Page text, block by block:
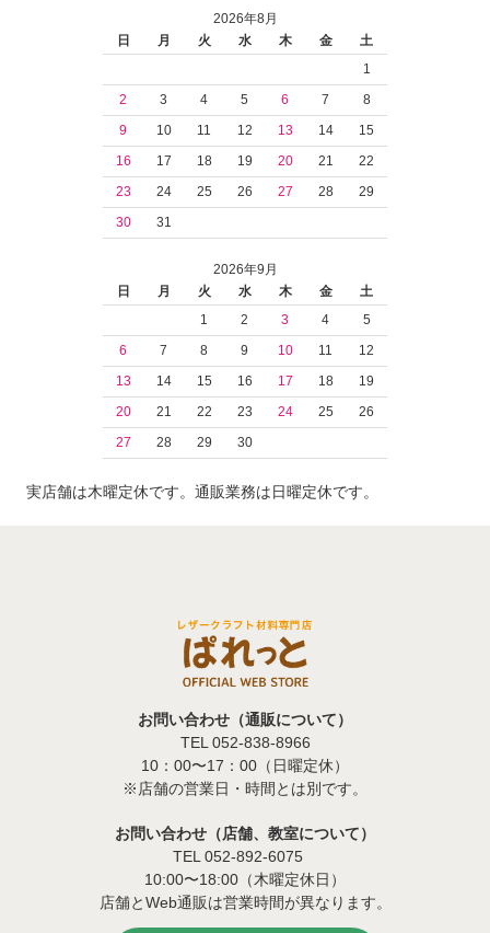
2026年8月
日
月 火 水 木 金
土
1
2
3 4 5 6 7
8
9
10 11 12 13 14
15
16
17 18 19 20 21
22
23
24 25 26 27 28
29
30
31
2026年9月
日
月 火 水 木 金
土
1
2 3 4
5
6
7 8 9 10 11
12
13
14 15 16 17 18
19
20
21 22 23 24 25
26
27
28 29 30
実店舗は木曜定休です。通販業務は日曜定休です。
お問い合わせ（通販について）
TEL 052-838-8966
10：00〜17：00（日曜定休）
※店舗の営業日・時間とは別です。
お問い合わせ（店舗、教室について）
TEL 052-892-6075
10:00〜18:00（木曜定休日）
店舗とWeb通販は営業時間が異なります。